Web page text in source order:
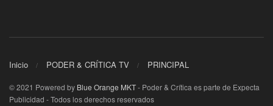
Inicio PODER & CRÍTICA TV PRINCIPAL
© 2021 Powered by Blue Orange MKT- Poder & Crítica es parte de Expecta
Publicidad - Todos los derechos reservados